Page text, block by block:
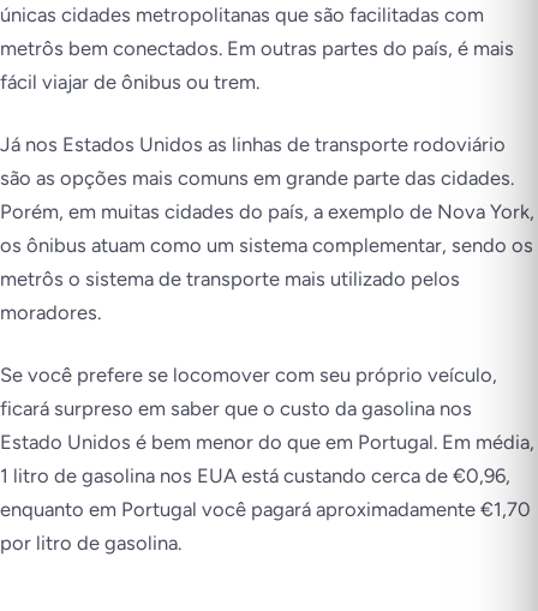
únicas cidades metropolitanas que são facilitadas com
metrôs bem conectados. Em outras partes do país, é mais
fácil viajar de ônibus ou trem.
Já nos Estados Unidos as linhas de transporte rodoviário
são as opções mais comuns em grande parte das cidades.
Porém, em muitas cidades do país, a exemplo de Nova York,
os ônibus atuam como um sistema complementar, sendo os
metrôs o sistema de transporte mais utilizado pelos
moradores.
Se você prefere se locomover com seu próprio veículo,
ficará surpreso em saber que o custo da gasolina nos
Estado Unidos é bem menor do que em Portugal. Em média,
1 litro de gasolina nos EUA está custando cerca de €0,96,
enquanto em Portugal você pagará aproximadamente €1,70
por litro de gasolina.